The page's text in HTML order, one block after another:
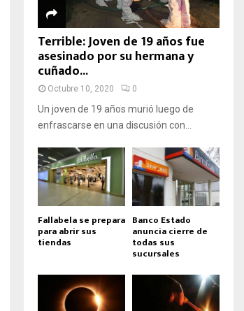
Terrible: Joven de 19 años fue
asesinado por su hermana y
cuñado...
Octubre 10, 2020 0
Un joven de 19 años murió luego de
enfrascarse en una discusión con...
Fallabela se prepara
para abrir sus
tiendas
Banco Estado
anuncia cierre de
todas sus
sucursales